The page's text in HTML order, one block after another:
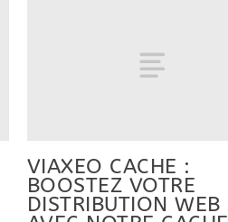
VIAXEO CACHE :
BOOSTEZ VOTRE
DISTRIBUTION WEB